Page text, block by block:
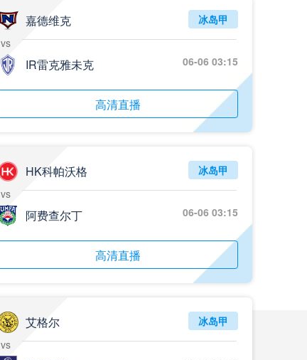
签
标签
2025年5月24日
签
欧联杯决赛
签
2025年5月23日
标签
2024年5月21日
签
2024年5月21日 足协杯第3轮
签
嘉德维克
vs
IR雷克雅未克
冰岛甲
06-06 03:15
高清直播
HK科帕沃格
vs
阿费查尔丁
冰岛甲
06-06 03:15
高清直播
艾格尔
vs
冰岛甲